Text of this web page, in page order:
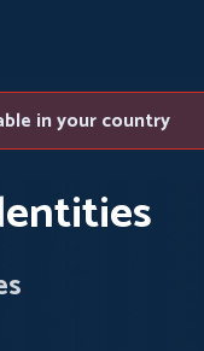
in your country